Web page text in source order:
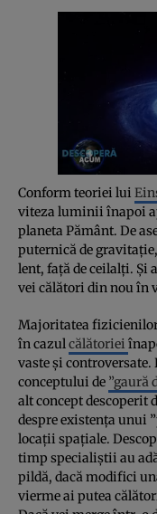
Conform teoriei lui
viteza luminii înapoi
planeta Pământ. De
puternică de
lent, faţă de ceilalţi. Şi
vei călători din nou în
Majoritatea fizicienilor
în cazulcălătoriei
vaste şi controversate.
conceptului de ”gaură
alt concept descoperit
despre existenţa unui
locaţii spaţiale.
timp specialiştii au
pildă, dacă modifici
vierme ai putea